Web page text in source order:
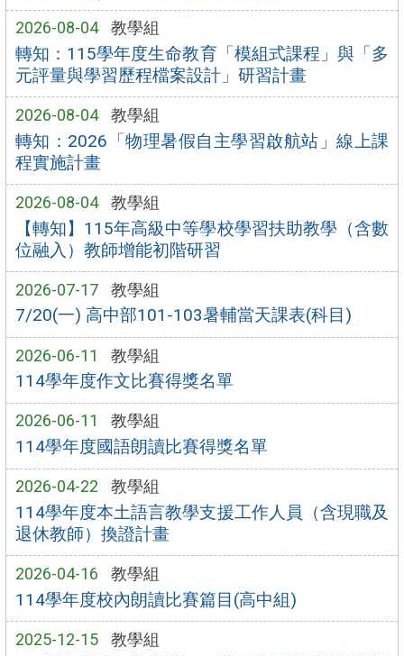
2026-08-04 教學組
轉知：115學年度生命教育「模組式課程」與「多
元評量與學習歷程檔案設計」研習計畫
2026-08-04 教學組
轉知：2026「物理暑假自主學習啟航站」線上課
程實施計畫
2026-08-04 教學組
【轉知】115年高級中等學校學習扶助教學（含數
位融入）教師增能初階研習
2026-07-17 教學組
7/20(一) 高中部101-103暑輔當天課表(科目)
2026-06-11 教學組
114學年度作文比賽得獎名單
2026-06-11 教學組
114學年度國語朗讀比賽得獎名單
2026-04-22 教學組
114學年度本土語言教學支援工作人員（含現職及
退休教師）換證計畫
2026-04-16 教學組
114學年度校內朗讀比賽篇目(高中組)
2025-12-15 教學組